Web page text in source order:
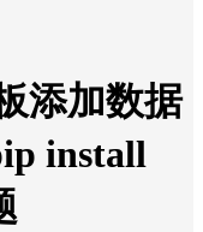
添加数据
install